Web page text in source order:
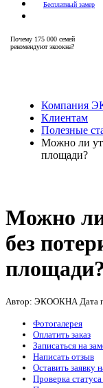
Бесплатный замер
Почему 175 000 семей
рекомендуют экоокна?
Компания
Клиентам
Полезные
Можно ли
площади?
Можно ли
без
площади?
Автор: ЭКООКНА Дата
Фотогалерея
Оплатить заказ
Записаться на
Написать отзыв
Оставить заявку
Проверка статуса